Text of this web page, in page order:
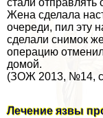
стали отправлять
Жена сделала
очереди, пил эту
сделали снимок
операцию
домой.
(ЗОЖ 2013, №14,
Лечение язвы